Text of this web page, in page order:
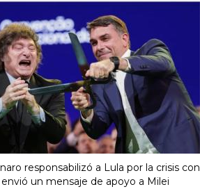
responsabilizó a Lula por la crisis con
un mensaje de apoyo a Milei